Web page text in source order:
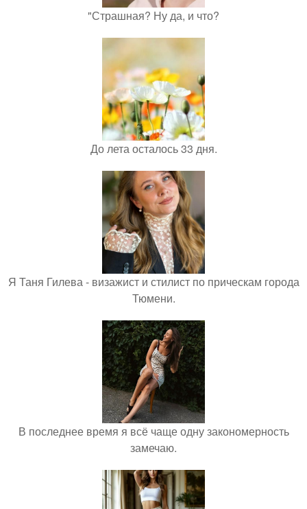
"Страшная? Ну да, и что?
До лета осталось 33 дня.
Я Таня Гилева - визажист и стилист по прическам города
Тюмени.
В последнее время я всё чаще одну закономерность
замечаю.